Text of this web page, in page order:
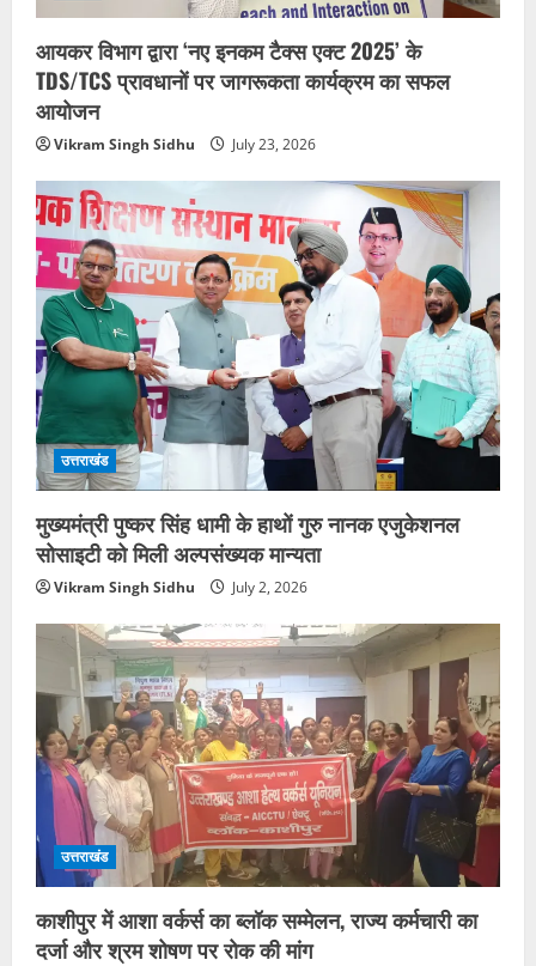
आयकर विभाग द्वारा ‘नए इनकम टैक्स एक्ट 2025’ के
TDS/TCS प्रावधानों पर जागरूकता कार्यक्रम का सफल
आयोजन
Vikram Singh Sidhu July 23, 2026
उत्तराखंड
मुख्यमंत्री पुष्कर सिंह धामी के हाथों गुरु नानक एजुकेशनल
सोसाइटी को मिली अल्पसंख्यक मान्यता
Vikram Singh Sidhu July 2, 2026
उत्तराखंड
काशीपुर में आशा वर्कर्स का ब्लॉक सम्मेलन, राज्य कर्मचारी का
दर्जा और श्रम शोषण पर रोक की मांग